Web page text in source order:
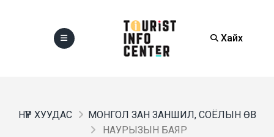
Хайх
НҮҮР ХУУДАС
МОНГОЛ ЗАН ЗАНШИЛ, СОЁЛЫН ӨВ
НАУРЫЗЫН БАЯР